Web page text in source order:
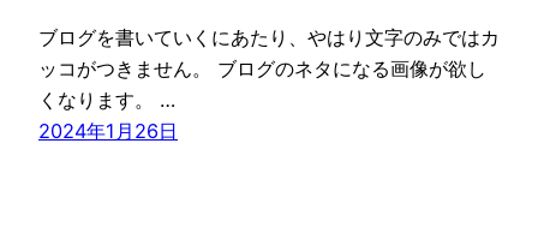
ブログを書いていくにあたり、やはり文字のみではカ
ッコがつきません。 ブログのネタになる画像が欲し
くなります。 …
2024年1月26日